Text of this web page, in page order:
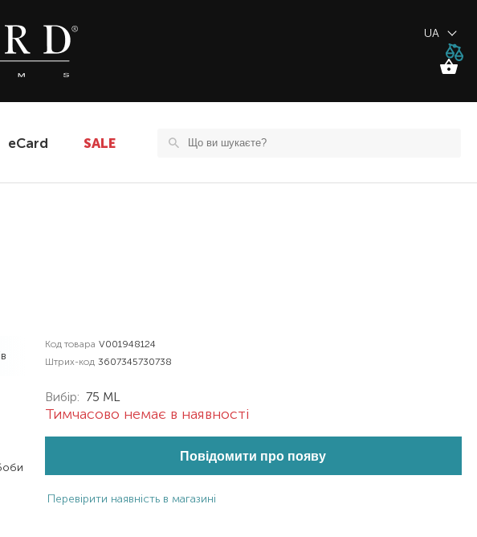
UA
eCard SALE
Код товара V001948124
Штрих-код 3607345730738
Вибір: 75 ML
Тимчасово немає в наявності
Повідомити про появу
Перевірити наявність в магазині